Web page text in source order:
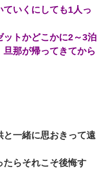
いくにしても1人っ
トかどこかに2～3泊
那が帰ってきてから
一緒に思おきって遠
たらそれこそ後悔す